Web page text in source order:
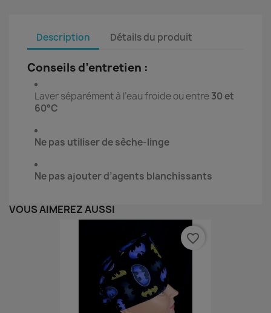
Description Détails du produit
Conseils d’entretien :
Laver séparément à l’eau froide ou entre30 et
60°C
Ne pas utiliser de sèche-linge
Ne pas ajouter d’agents blanchissants
VOUS AIMEREZ AUSSI
favorite_border